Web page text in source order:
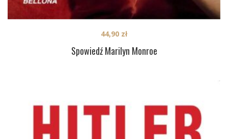
Spowiedź Marilyn Monroe
44,90 zł